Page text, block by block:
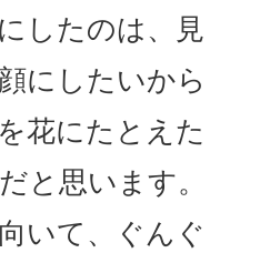
したのは、見
にしたいから
花にたとえた
と思います。
いて、ぐんぐ